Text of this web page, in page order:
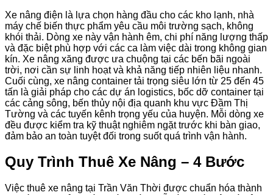
Xe nâng điện là lựa chọn hàng đầu cho các kho lạnh, nhà
máy chế biến thực phẩm yêu cầu môi trường sạch, không
khói thải. Dòng xe này vận hành êm, chi phí năng lượng thấp
và đặc biệt phù hợp với các ca làm việc dài trong không gian
kín. Xe nâng xăng được ưa chuộng tại các bến bãi ngoài
trời, nơi cần sự linh hoạt và khả năng tiếp nhiên liệu nhanh.
Cuối cùng, xe nâng container tải trọng siêu lớn từ 25 đến 45
tấn là giải pháp cho các dự án logistics, bốc dỡ container tại
các cảng sông, bến thủy nội địa quanh khu vực Đầm Thị
Tường và các tuyến kênh trọng yếu của huyện. Mỗi dòng xe
đều được kiểm tra kỹ thuật nghiêm ngặt trước khi bàn giao,
đảm bảo an toàn tuyệt đối trong suốt quá trình vận hành.
Quy Trình Thuê Xe Nâng – 4 Bước
Việc thuê xe nâng tại Trần Văn Thời được chuẩn hóa thành